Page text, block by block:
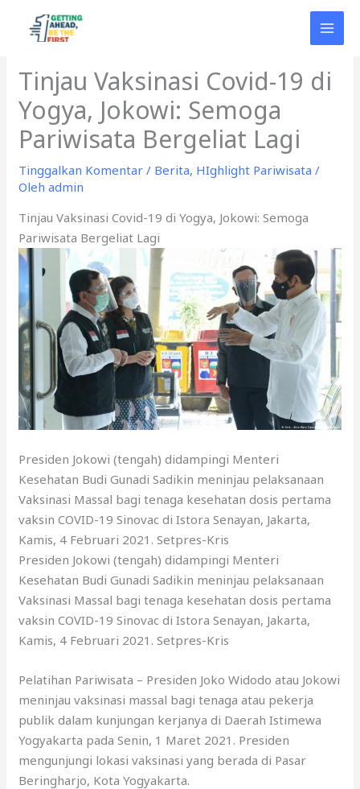
Tinjau Vaksinasi Covid-19 di
Yogya, Jokowi: Semoga
Pariwisata Bergeliat Lagi
Tinggalkan Komentar / Berita, HIghlight Pariwisata /
Olehadmin
Tinjau Vaksinasi Covid-19 di Yogya, Jokowi: Semoga
Pariwisata Bergeliat Lagi
Presiden Jokowi (tengah) didampingi Menteri
Kesehatan Budi Gunadi Sadikin meninjau pelaksanaan
Vaksinasi Massal bagi tenaga kesehatan dosis pertama
vaksin COVID-19 Sinovac di Istora Senayan, Jakarta,
Kamis, 4 Februari 2021. Setpres-Kris
Presiden Jokowi (tengah) didampingi Menteri
Kesehatan Budi Gunadi Sadikin meninjau pelaksanaan
Vaksinasi Massal bagi tenaga kesehatan dosis pertama
vaksin COVID-19 Sinovac di Istora Senayan, Jakarta,
Kamis, 4 Februari 2021. Setpres-Kris
Pelatihan Pariwisata – Presiden Joko Widodo atau Jokowi
meninjau vaksinasi massal bagi tenaga atau pekerja
publik dalam kunjungan kerjanya di Daerah Istimewa
Yogyakarta pada Senin, 1 Maret 2021. Presiden
mengunjungi lokasi vaksinasi yang berada di Pasar
Beringharjo, Kota Yogyakarta.